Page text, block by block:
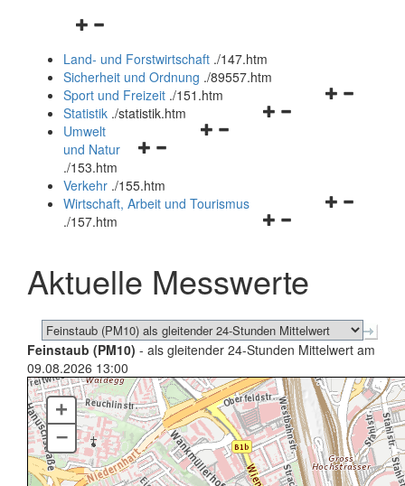
Navigationsmenü
und
schließen
Land- und Forstwirtschaft ./147.htm
Sicherheit und Ordnung ./89557.htm
Navigationsmenü
Sport und Freizeit ./151.htm
Navigationsmenü
Statistik ./statistik.htm
Navigationsmenü
und
schließen
Umwelt
und Natur
./153.htm
Verkehr ./155.htm
Navigationsmenü
schließen
Wirtschaft, Arbeit und Tourismus
./157.htm
Aktuelle Messwerte
Feinstaub (PM10) - als gleitender 24-Stunden Mittelwert am
09.08.2026 13:00
+
–